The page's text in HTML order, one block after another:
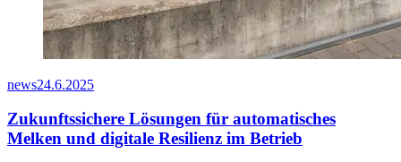
news24.6.2025
Zukunftssichere Lösungen für automatisches
Melken und digitale Resilienz im Betrieb